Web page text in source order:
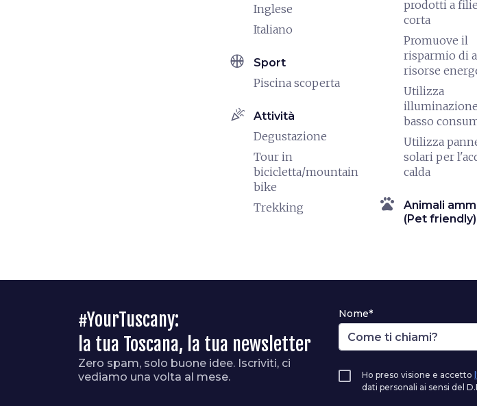
Inglese
Italiano
sports_basketball Sport
Piscina scoperta
celebration Attività
Degustazione
Tour in
bicicletta/mountain
bike
Trekking
prodotti a
corta
Promuove il
risparmio di
risorse
Utilizza
basso
Utilizza
solari per
calda
pets
Animali
(Pet friendly)
#YourTuscany:
la tua Toscana, la tua newsletter
Zero spam, solo buone idee. Iscriviti, ci
vediamo una volta al mese.
Nome*
Ho preso visione e accetto
dati personali ai sensi del